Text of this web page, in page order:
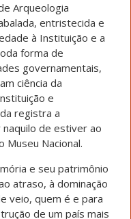
Arqueologia
entristecida e
à Instituição e a
forma de
governamentais,
ciência da
e
registra a
de estiver ao
Museu Nacional.
e seu patrimônio
atraso, à dominação
veio, quem é e para
de um país mais